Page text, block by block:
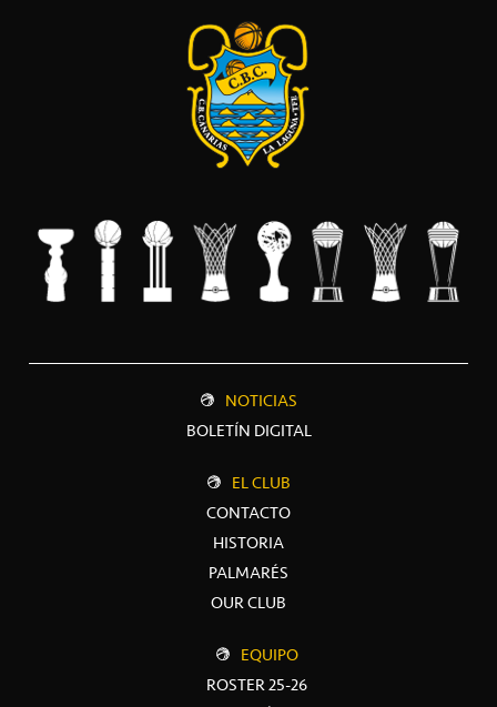
NOTICIAS
BOLETÍN DIGITAL
EL CLUB
CONTACTO
HISTORIA
PALMARÉS
OUR CLUB
EQUIPO
ROSTER 25-26